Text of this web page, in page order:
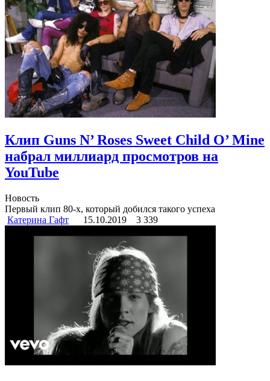
Клип Guns N’ Roses Sweet Child O’ Mine
набрал миллиард просмотров на
YouTube
Новость
Первый клип 80-х, который добился такого успеха
Катерина Гафт
15.10.2019 3 339